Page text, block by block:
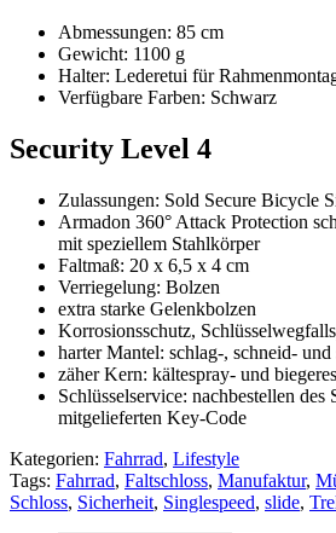
Abmessungen: 85 cm
Gewicht: 1100 g
Halter: Lederetui für
Verfügbare Farben: Schwarz
Security Level 4
Zulassungen: Sold Secure Bicycle
Armadon 360° Attack Protection
mit speziellem Stahlkörper
Faltmaß: 20 x 6,5 x 4 cm
Verriegelung: Bolzen
extra starke Gelenkbolzen
Korrosionsschutz,
harter Mantel: schlag-, schneid- und
zäher Kern: kältespray- und
Schlüsselservice: nachbestellen des
mitgelieferten Key-Code
Kategorien: Fahrrad, Lifestyle
Tags: Fahrrad, Faltschloss, Manufaktur,
Schloss, Sicherheit, Singlespeed, slide,